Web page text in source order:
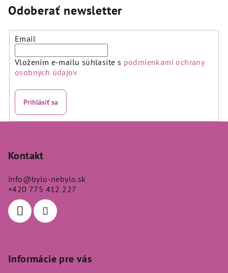
5,0
z
Odoberať newsletter
Email
Vložením e-mailu súhlasíte s podmienkami ochrany
osobných údajov
Prihlásiť sa
Kontakt
info@bylo-nebylo.sk
+420 775 412 227
Informácie pre vás